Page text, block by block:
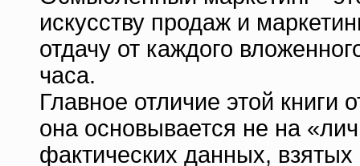
искусству продаж и
отдачу от каждого
часа.
Главное отличие этой книги
она основывается не на
фактических данных, взятых